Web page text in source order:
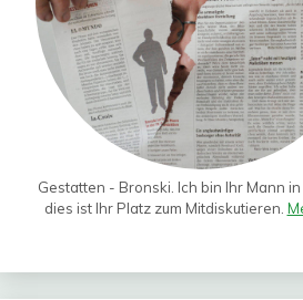
Gestatten - Bronski. Ich bin Ihr Mann
dies ist Ihr Platz zum Mitdiskutieren.